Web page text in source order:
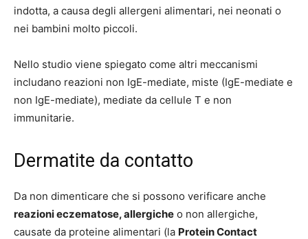
indotta, a causa degli allergeni alimentari, nei neonati o
nei bambini molto piccoli.
Nello studio viene spiegato come altri meccanismi
includano reazioni non IgE-mediate, miste (IgE-mediate e
non IgE-mediate), mediate da cellule T e non
immunitarie.
Dermatite da contatto
Da non dimenticare che si possono verificare anche
reazioni eczematose, allergiche o non allergiche,
causate da proteine alimentari (la Protein Contact